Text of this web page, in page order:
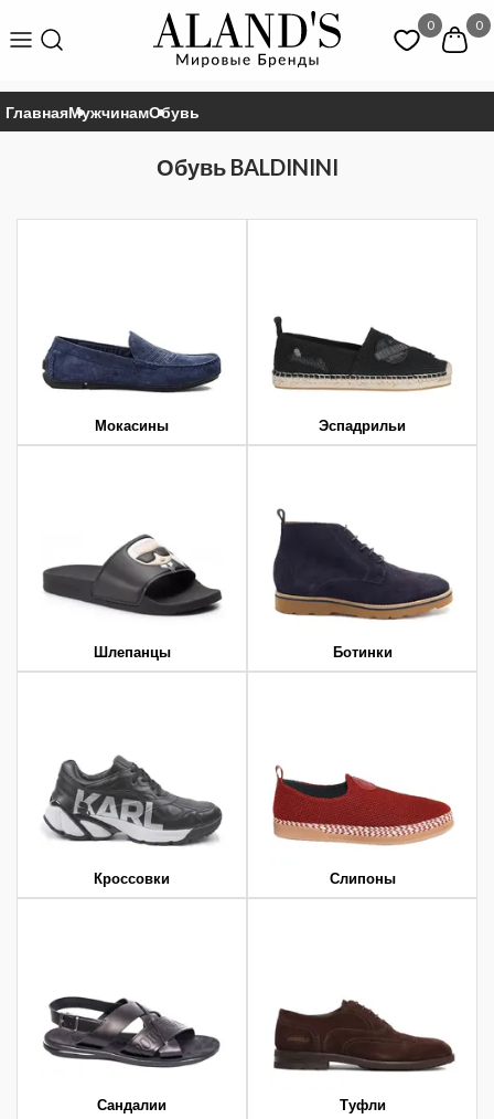
0 0
ГлавнаяМужчинамОбувь
Обувь BALDININI
Мокасины Эспадрильи
Шлепанцы Ботинки
Кроссовки Слипоны
Сандалии Туфли